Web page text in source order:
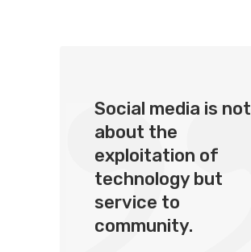
Social media is not
about the
exploitation of
technology but
service to
community.